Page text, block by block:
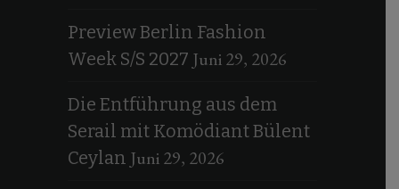
Preview Berlin Fashion
Week S/S 2027 Juni 29, 2026
Die Entführung aus dem
Serail mit Komödiant Bülent
Ceylan Juni 29, 2026